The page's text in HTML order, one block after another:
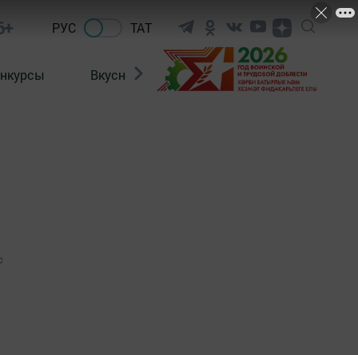
РУС ТАТ
Вкусности Фотогалерея